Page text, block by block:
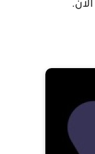
الأن.